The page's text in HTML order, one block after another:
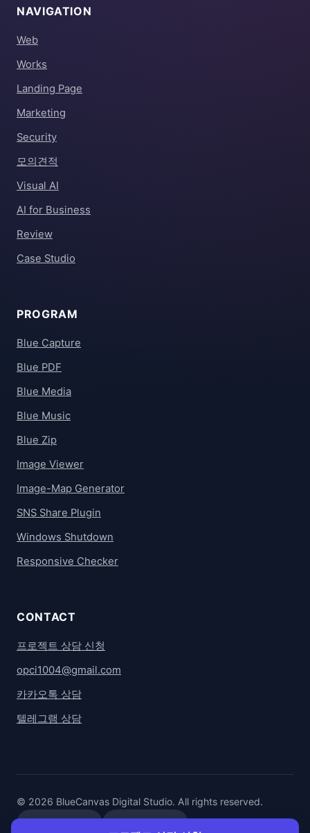
NAVIGATION
Web
Works
Landing Page
Marketing
Security
모의견적
Visual AI
AI for Business
Review
Case Studio
PROGRAM
Blue Capture
Blue PDF
Blue Media
Blue Music
Blue Zip
Image Viewer
Image-Map Generator
SNS Share Plugin
Windows Shutdown
Responsive Checker
CONTACT
프로젝트 상담 신청
opci1004@gmail.com
카카오톡 상담
텔레그램 상담
© 2026 BlueCanvas Digital Studio. All rights reserved.